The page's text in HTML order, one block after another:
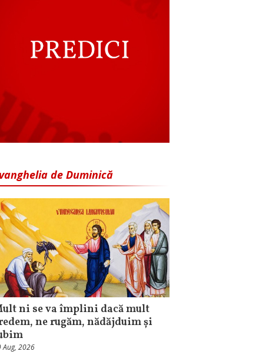
de Duminică
ni se va împlini dacă mult
ne rugăm, nădăjduim și
Aug, 2026